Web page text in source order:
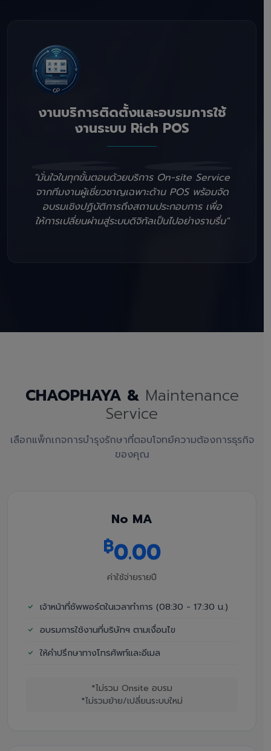
งานบริการติดตั้งและอบรมการใช้
งานระบบ Rich POS
"มั่นใจในทุกขั้นตอนด้วยบริการ On-site Service
จากทีมงานผู้เชี่ยวชาญเฉพาะด้าน POS พร้อมจัด
อบรมเชิงปฏิบัติการถึงสถานประกอบการ เพื่อ
ให้การเปลี่ยนผ่านสู่ระบบดิจิทัลเป็นไปอย่างราบรื่น"
CHAOPHAYA & Maintenance
Service
เลือกแพ็กเกจการบำรุงรักษาที่ตอบโจทย์ความต้องการธุรกิจ
ของคุณ
No MA
฿0.00
ค่าใช้จ่ายรายปี
เจ้าหน้าที่ซัพพอร์ตในเวลาทำการ (08:30 - 17:30 น.)
อบรมการใช้งานที่บริษัทฯ ตามเงื่อนไข
ให้คำปรึกษาทางโทรศัพท์และอีเมล
*ไม่รวม Onsite อบรม
*ไม่รวมย้าย/เปลี่ยนระบบใหม่